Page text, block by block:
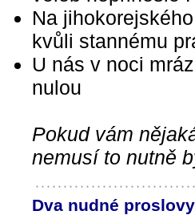
Na
kvůli stannému
U nás v noci
nulou
Pokud vám
nemusí to nutně
Dva nudné